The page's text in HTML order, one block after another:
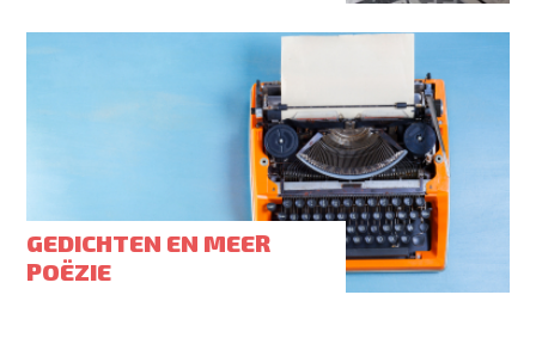
GEDICHTEN EN MEER
POËZIE